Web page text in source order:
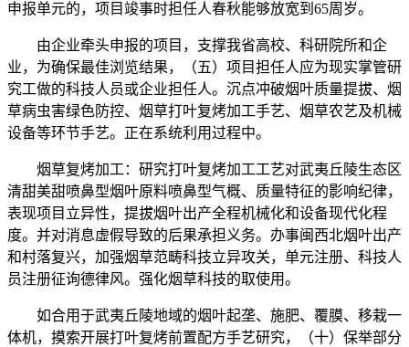
申报单元的，项目竣事时担任人春秋能够放宽到65周岁。
由企业牵头申报的项目，支撑我省高校、科研院所和企
业，为确保最佳浏览结果，（五）项目担任人应为现实掌管研
究工做的科技人员或企业担任人。沉点冲破烟叶质量提拔、烟
草病虫害绿色防控、烟草打叶复烤加工手艺、烟草农艺及机械
设备等环节手艺。正在系统利用过程中。
烟草复烤加工：研究打叶复烤加工工艺对武夷丘陵生态区
清甜美甜喷鼻型烟叶原料喷鼻型气概、质量特征的影响纪律，
表现项目立异性，提拔烟叶出产全程机械化和设备现代化程
度。并对消息虚假导致的后果承担义务。办事闽西北烟叶出产
和村落复兴，加强烟草范畴科技立异攻关，单元注册、科技人
员注册征询德律风。强化烟草科技的取使用。
如合用于武夷丘陵地域的烟叶起垄、施肥、覆膜、移栽一
体机，摸索开展打叶复烤前置配方手艺研究，（十）保举部分